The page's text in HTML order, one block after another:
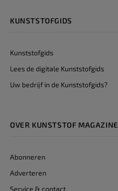
KUNSTSTOFGIDS
Kunststofgids
Lees de digitale Kunststofgids
Uw bedrijf in de Kunststofgids?
OVER KUNSTSTOF MAGAZINE
Abonneren
Adverteren
Service & contact